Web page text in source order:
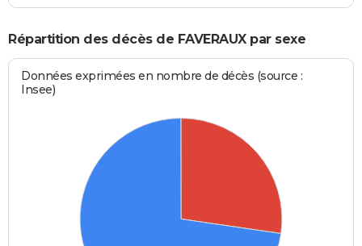
Répartition des décès de FAVERAUX par sexe
Données exprimées en nombre de décès (source :
Insee)